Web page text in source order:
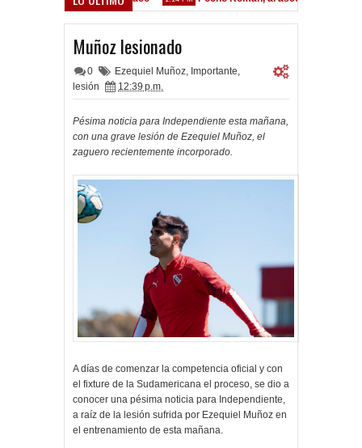
Muñoz lesionado
0 Ezequiel Muñoz, Importante,
lesión
12:39 p.m.
Pésima noticia para Independiente esta mañana,
con una grave lesión de Ezequiel Muñoz, el
zaguero recientemente incorporado.
A días de comenzar la competencia oficial y con
el fixture de la Sudamericana el proceso, se dio a
conocer una pésima noticia para Independiente,
a raíz de la lesión sufrida por Ezequiel Muñoz en
el entrenamiento de esta mañana.